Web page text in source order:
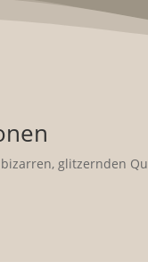
glitzernden